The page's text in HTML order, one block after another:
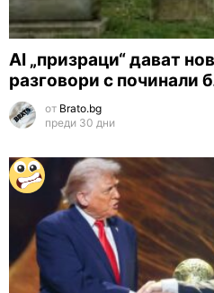
AI „призраци“ дават
разговори с починали
от Brato.bg
преди 30 дни